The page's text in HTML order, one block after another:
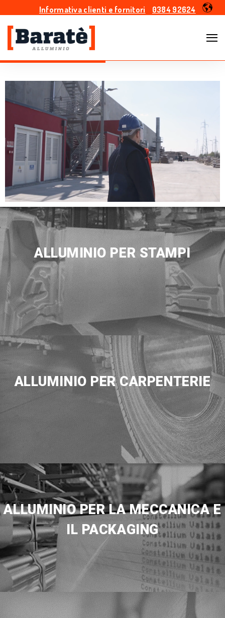
Informativa clienti e fornitori 0384 92624
ALLUMINIO PER STAMPI
ALLUMINIO PER CARPENTERIE
ALLUMINIO PER LA MECCANICA E
IL PACKAGING